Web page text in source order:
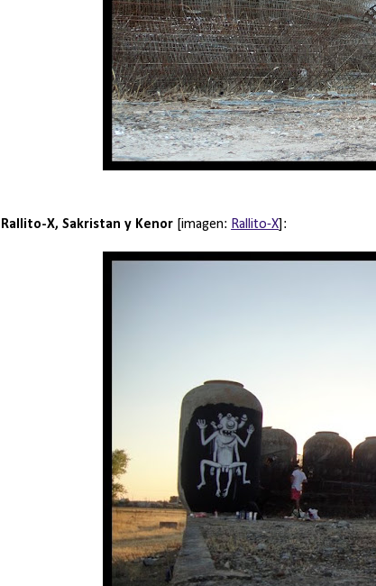
Rallito-X, Sakristan y Kenor [imagen: Rallito-X]: